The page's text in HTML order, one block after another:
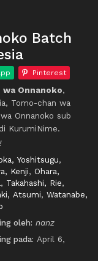
Batch
Pinterest
Onnanoko,
Tomo-chan wa
Onnanoko sub
KurumiNime.
Yoshitsugu,
Kenji, Ohara,
, Takahashi, Rie,
Atsumi,Watanabe,
oleh: nanz
pada: April 6,